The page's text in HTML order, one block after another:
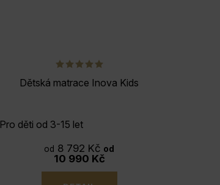
Dětská matrace Inova Kids
Pro děti od 3-15 let
od 8 792 Kč od
10 990 Kč